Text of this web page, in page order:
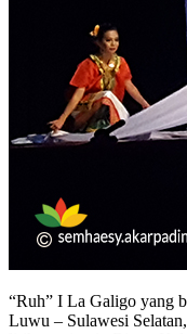
“Ruh” I La Galigo yang
Luwu – Sulawesi